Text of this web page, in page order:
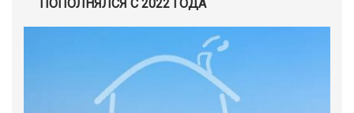
ПОПОЛНЯЛСЯ С 2022 ГОДА